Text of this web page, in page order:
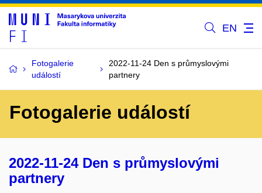
EN
Fotogalerie
událostí
2022-11-24 Den s průmyslovými
partnery
Fotogalerie událostí
2022-11-24 Den s průmyslovými
partnery